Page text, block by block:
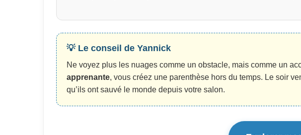
💡 Le conseil de Yannick
Ne voyez plus les nuages comme un obstacle, mais comme un
apprenante, vous créez une parenthèse hors du temps. Le soir
qu’ils ont sauvé le monde depuis votre salon.